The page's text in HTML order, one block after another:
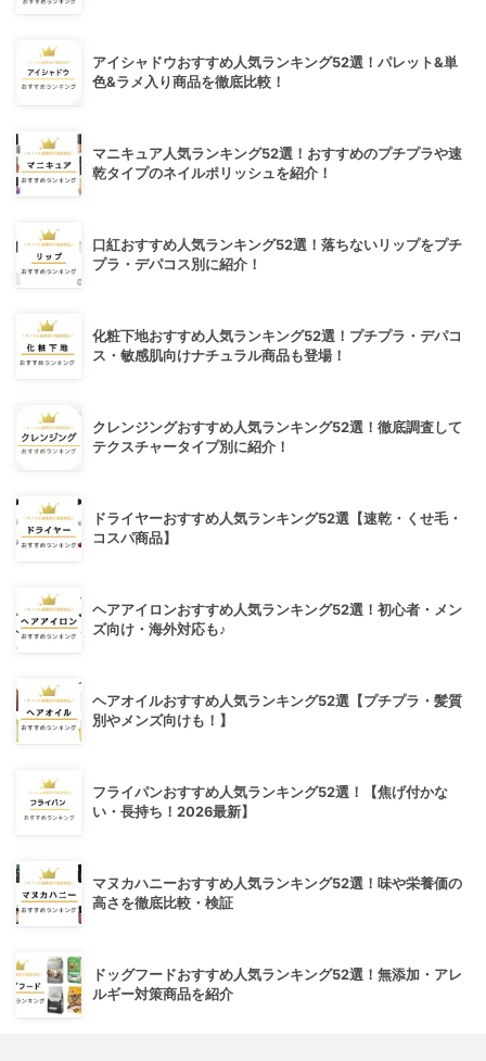
アイシャドウおすすめ人気ランキング52選！パレット&単
色&ラメ入り商品を徹底比較！
マニキュア人気ランキング52選！おすすめのプチプラや速
乾タイプのネイルポリッシュを紹介！
口紅おすすめ人気ランキング52選！落ちないリップをプチ
プラ・デパコス別に紹介！
化粧下地おすすめ人気ランキング52選！プチプラ・デパコ
ス・敏感肌向けナチュラル商品も登場！
クレンジングおすすめ人気ランキング52選！徹底調査して
テクスチャータイプ別に紹介！
ドライヤーおすすめ人気ランキング52選【速乾・くせ毛・
コスパ商品】
ヘアアイロンおすすめ人気ランキング52選！初心者・メン
ズ向け・海外対応も♪
ヘアオイルおすすめ人気ランキング52選【プチプラ・髪質
別やメンズ向けも！】
フライパンおすすめ人気ランキング52選！【焦げ付かな
い・長持ち！2026最新】
マヌカハニーおすすめ人気ランキング52選！味や栄養価の
高さを徹底比較・検証
ドッグフードおすすめ人気ランキング52選！無添加・アレ
ルギー対策商品を紹介